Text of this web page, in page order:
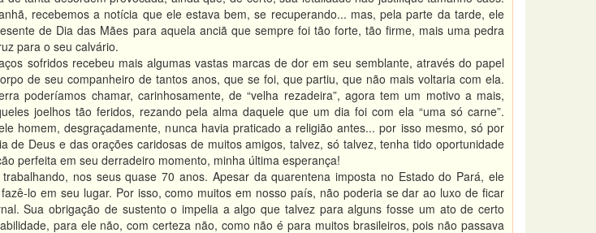
recebemos a notícia que ele estava bem, se recuperando... mas, pela parte da tarde, ele
de Dia das Mães para aquela anciã que sempre foi tão forte, tão firme, mais uma pedra
para o seu calvário.
sofridos recebeu mais algumas vastas marcas de dor em seu semblante, através do papel
de seu companheiro de tantos anos, que se foi, que partiu, que não mais voltaria com ela.
poderíamos chamar, carinhosamente, de “velha rezadeira”, agora tem um motivo a mais,
joelhos tão feridos, rezando pela alma daquele que um dia foi com ela “uma só carne”.
homem, desgraçadamente, nunca havia praticado a religião antes... por isso mesmo, só por
de Deus e das orações caridosas de muitos amigos, talvez, só talvez, tenha tido oportunidade
perfeita em seu derradeiro momento, minha última esperança!
nos seus quase 70 anos. Apesar da quarentena imposta no Estado do Pará, ele
lo em seu lugar. Por isso, como muitos em nosso país, não poderia se dar ao luxo de ficar
Sua obrigação de sustento o impelia a algo que talvez para alguns fosse um ato de certo
para ele não, com certeza não, como não é para muitos brasileiros, pois não passava